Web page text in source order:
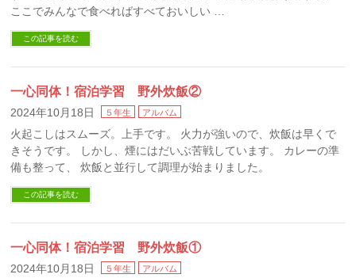
ここでみんなで食べればすべておいしい …
この記事を読む
一心同体！宿泊学習 野外炊飯②
2024年10月18日 ５年生 アルバム
火起こしはスムーズ。上手です。 火力が強いので、炊飯は早くで
きそうです。 しかし、煙にはだいぶ苦戦しています。 カレーの準
備も整って、 炊飯と並行して調理が始まりました。
この記事を読む
一心同体！宿泊学習 野外炊飯①
2024年10月18日 ５年生 アルバム